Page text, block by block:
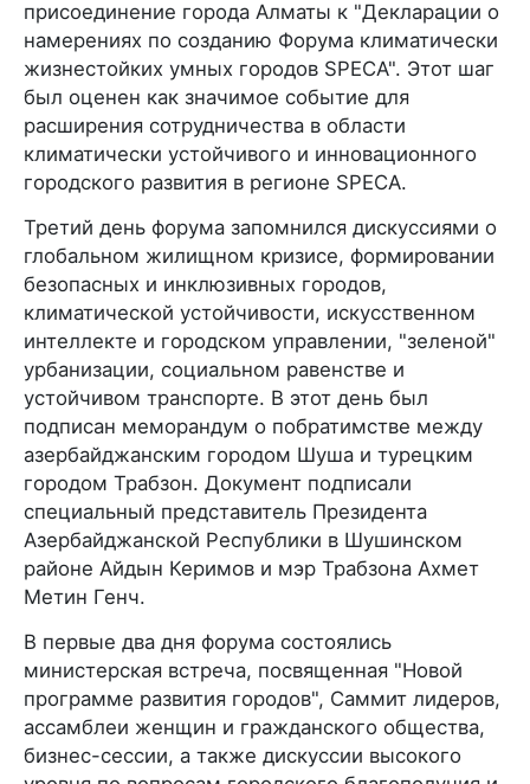
присоединение города Алматы к "Декларации о
намерениях по созданию Форума климатически
жизнестойких умных городов SPECA". Этот шаг
был оценен как значимое событие для
расширения сотрудничества в области
климатически устойчивого и инновационного
городского развития в регионе SPECA.
Третий день форума запомнился дискуссиями о
глобальном жилищном кризисе, формировании
безопасных и инклюзивных городов,
климатической устойчивости, искусственном
интеллекте и городском управлении, "зеленой"
урбанизации, социальном равенстве и
устойчивом транспорте. В этот день был
подписан меморандум о побратимстве между
азербайджанским городом Шуша и турецким
городом Трабзон. Документ подписали
специальный представитель Президента
Азербайджанской Республики в Шушинском
районе Айдын Керимов и мэр Трабзона Ахмет
Метин Генч.
В первые два дня форума состоялись
министерская встреча, посвященная "Новой
программе развития городов", Саммит лидеров,
ассамблеи женщин и гражданского общества,
бизнес-сессии, а также дискуссии высокого